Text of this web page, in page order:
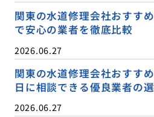
関東の水道修理会社おすす
で安心の業者を徹底比較
2026.06.27
関東の水道修理会社おすす
日に相談できる優良業者の
2026.06.27